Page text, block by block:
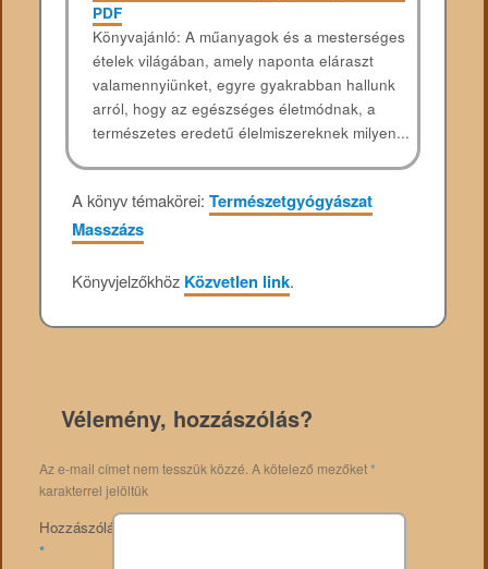
PDF
Könyvajánló: A műanyagok és a mesterséges
ételek világában, amely naponta eláraszt
valamennyiünket, egyre gyakrabban hallunk
arról, hogy az egészséges életmódnak, a
természetes eredetű élelmiszereknek milyen...
A könyv témakörei:Természetgyógyászat
Masszázs
Könyvjelzőkhöz Közvetlen link.
Vélemény, hozzászólás?
Az e-mail címet nem tesszük közzé.A kötelező mezőket*
karakterrel jelöltük
Hozzászólás
*